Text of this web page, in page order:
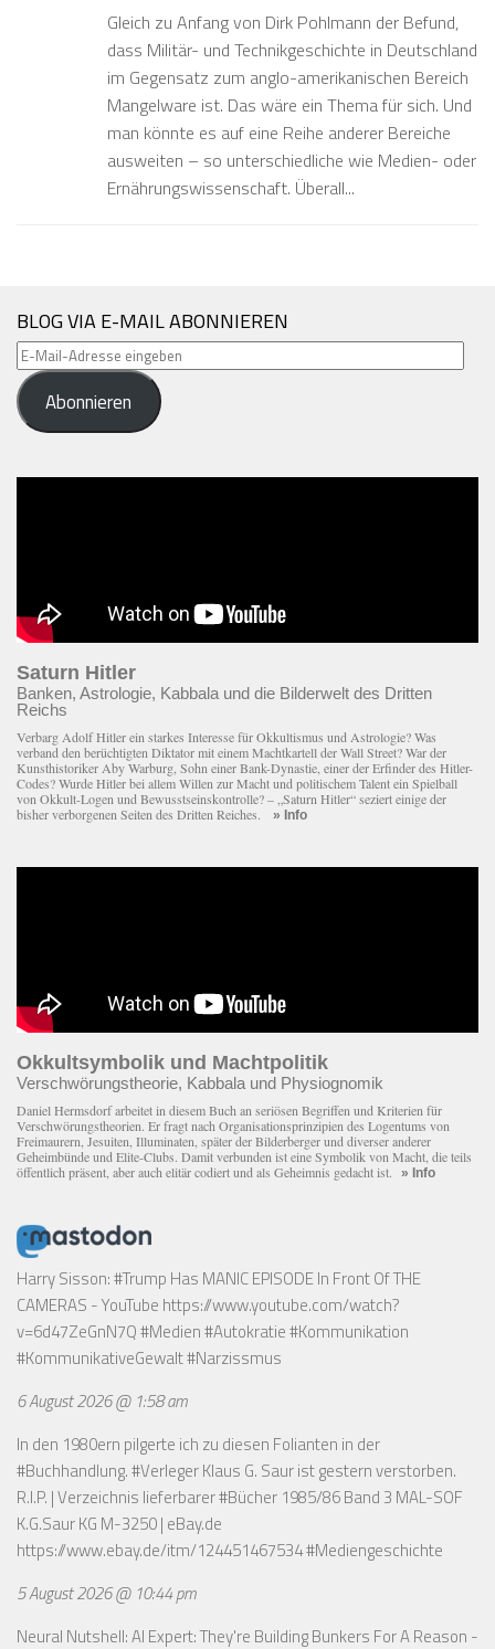
Gleich zu Anfang von Dirk Pohlmann der Befund,
dass Militär- und Technikgeschichte in Deutschland
im Gegensatz zum anglo-amerikanischen Bereich
Mangelware ist. Das wäre ein Thema für sich. Und
man könnte es auf eine Reihe anderer Bereiche
ausweiten – so unterschiedliche wie Medien- oder
Ernährungswissenschaft. Überall...
BLOG VIA E-MAIL ABONNIEREN
E-
Mail-
Adresse
eingeben
Abonnieren
Saturn Hitler
Banken, Astrologie, Kabbala und die Bilderwelt des Dritten
Reichs
Verbarg Adolf Hitler ein starkes Interesse für Okkultismus und Astrologie? Was
verband den berüchtigten Diktator mit einem Macht­kartell der Wall Street? War der
Kunsthistoriker Aby Warburg, Sohn einer Bank-Dynastie, einer der Erfinder des Hitler-
Codes? Wurde Hitler bei allem Willen zur Macht und politischem Talent ein Spielball
von Okkult-Logen und Bewusstseinskontrolle? – „Saturn Hitler“ seziert einige der
bisher verborgenen Seiten des Dritten Reiches. » Info
Okkultsymbolik und Machtpolitik
Verschwörungstheorie, Kabbala und Physiognomik
Daniel Hermsdorf arbeitet in diesem Buch an seriösen Begriffen und Kriterien für
Verschwörungstheorien. Er fragt nach Organisationsprinzipien des Logentums von
Freimaurern, Jesuiten, Illuminaten, später der Bilderberger und diverser anderer
Geheimbünde und Elite-Clubs. Damit verbunden ist eine Symbolik von Macht, die teils
öffentlich präsent, aber auch elitär codiert und als Geheimnis gedacht ist. » Info
Harry Sisson: #Trump Has MANIC EPISODE In Front Of THE
CAMERAS - YouTube https://www.youtube.com/watch?
v=6d47ZeGnN7Q#Medien #Autokratie #Kommunikation
#KommunikativeGewalt #Narzissmus
6 August 2026 @ 1:58 am
In den 1980ern pilgerte ich zu diesen Folianten in der
#Buchhandlung. #Verleger Klaus G. Saur ist gestern verstorben.
R.I.P. | Verzeichnis lieferbarer #Bücher 1985/86 Band 3 MAL-SOF
K.G.Saur KG M-3250 | eBay.de
https://www.ebay.de/itm/124451467534#Mediengeschichte
5 August 2026 @ 10:44 pm
Neural Nutshell: AI Expert: They're Building Bunkers For A Reason -